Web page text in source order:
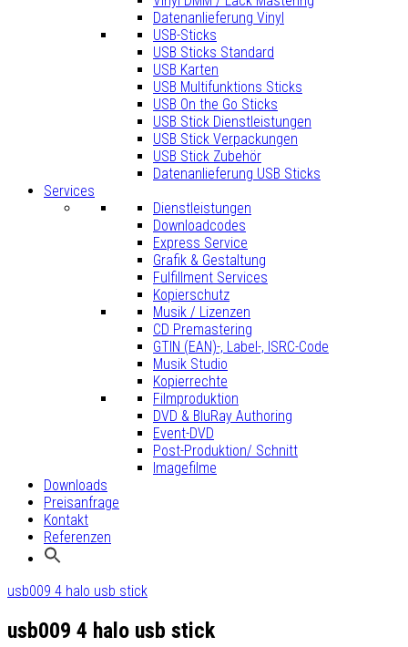
Datenanlieferung Vinyl
USB-Sticks
USB Sticks Standard
USB Karten
USB Multifunktions Sticks
USB On the Go Sticks
USB Stick Dienstleistungen
USB Stick Verpackungen
USB Stick Zubehör
Datenanlieferung USB Sticks
Services
Dienstleistungen
Downloadcodes
Express Service
Grafik & Gestaltung
Fulfillment Services
Kopierschutz
Musik / Lizenzen
CD Premastering
GTIN (EAN)-, Label-, ISRC-Code
Musik Studio
Kopierrechte
Filmproduktion
DVD & BluRay Authoring
Event-DVD
Post-Produktion/ Schnitt
Imagefilme
Downloads
Preisanfrage
Kontakt
Referenzen
usb009 4 halo usb stick
usb009 4 halo usb stick